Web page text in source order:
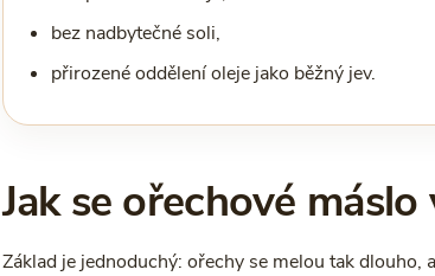
bez nadbytečné soli,
přirozené oddělení oleje jako běžný jev.
Jak se ořechové máslo
Základ je jednoduchý: ořechy se melou tak